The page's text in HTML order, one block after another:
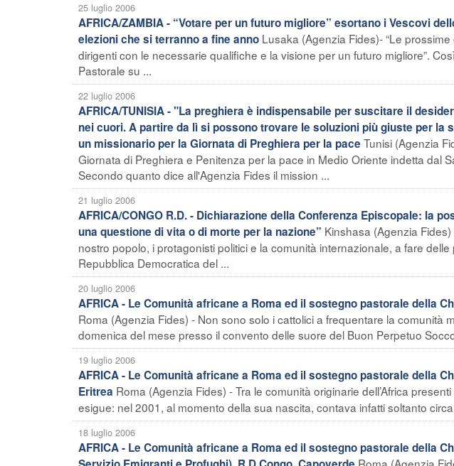
25 luglio 2006
AFRICA/ZAMBIA - “Votare per un futuro migliore” esortano i Vescovi
elezioni che si terranno a fine anno Lusaka (Agenzia Fides)- “Le
dirigenti con le necessarie qualifiche e la visione per un futuro migliore”.
Pastorale su ...
22 luglio 2006
AFRICA/TUNISIA - "La preghiera è indispensabile per suscitare il
nei cuori. A partire da lì si possono trovare le soluzioni più giuste per
un missionario per la Giornata di Preghiera per la pace Tunisi (Agenzia
Giornata di Preghiera e Penitenza per la pace in Medio Oriente indetta dal
Secondo quanto dice all'Agenzia Fides il mission ...
21 luglio 2006
AFRICA/CONGO R.D. - Dichiarazione della Conferenza Episcopale: la
una questione di vita o di morte per la nazione” Kinshasa (Agenzia
nostro popolo, i protagonisti politici e la comunità internazionale, a fare
Repubblica Democratica del ...
20 luglio 2006
AFRICA - Le Comunità africane a Roma ed il sostegno pastorale della
Roma (Agenzia Fides) - Non sono solo i cattolici a frequentare la comunità
domenica del mese presso il convento delle suore del Buon Perpetuo
19 luglio 2006
AFRICA - Le Comunità africane a Roma ed il sostegno pastorale della
Eritrea Roma (Agenzia Fides) - Tra le comunità originarie dell’Africa
esigue: nel 2001, al momento della sua nascita, contava infatti soltanto
18 luglio 2006
AFRICA - Le Comunità africane a Roma ed il sostegno pastorale della